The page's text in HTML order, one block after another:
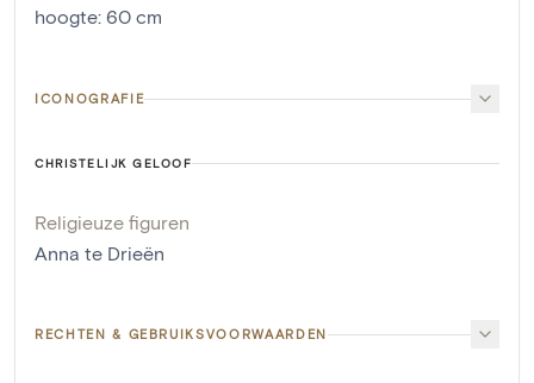
hoogte: 60 cm
ICONOGRAFIE
CHRISTELIJK GELOOF
Religieuze figuren
Anna te Drieën
RECHTEN & GEBRUIKSVOORWAARDEN